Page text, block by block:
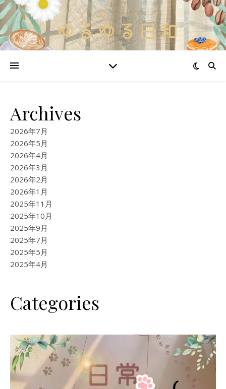
Archives
2026年7月
2026年5月
2026年4月
2026年3月
2026年2月
2026年1月
2025年11月
2025年10月
2025年9月
2025年7月
2025年5月
2025年4月
Categories